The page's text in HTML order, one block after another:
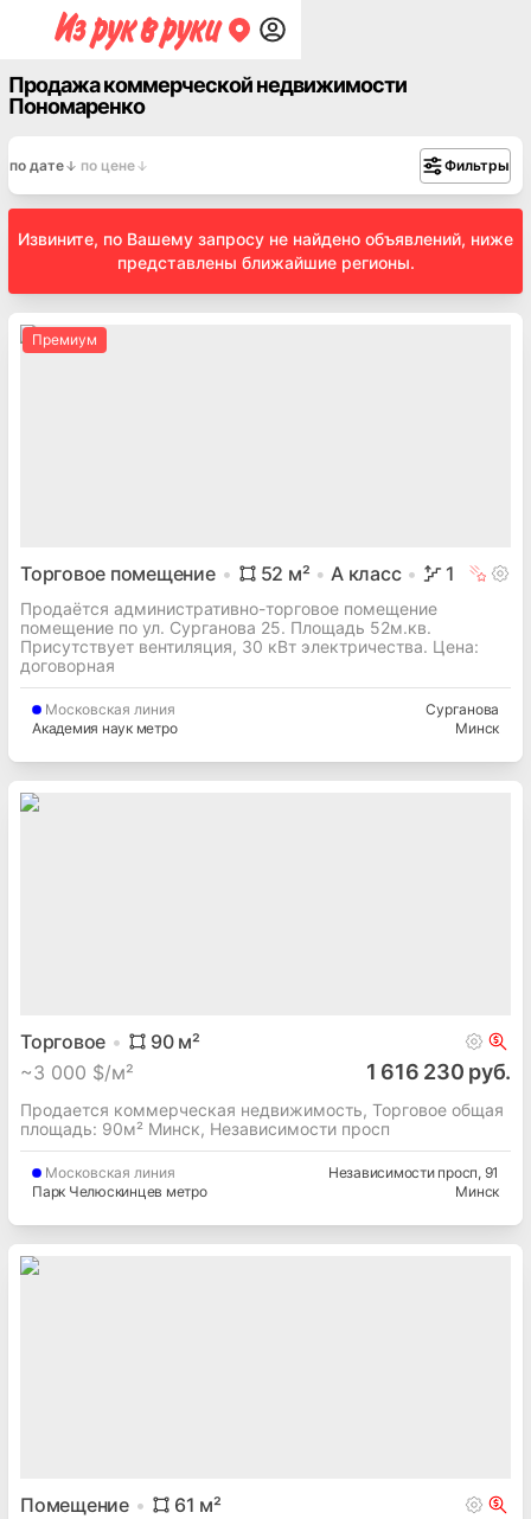
Продажа коммерческой недвижимости
Пономаренко
по дате по цене Фильтры
Извините, по Вашему запросу не найдено объявлений, ниже
представлены ближайшие регионы.
Премиум
Торговое помещение 52 м² Aкласс 1
Продаётся административно-торговое помещение
помещение по ул. Сурганова 25. Площадь 52м.кв.
Присутствует вентиляция, 30 кВт электричества. Цена:
договорная
Московская линия
Академия наук метро
Сурганова
Минск
Торговое 90м²
~3 000 $/м² 1 616 230 руб.
Продается коммерческая недвижимость, Торговое общая
площадь: 90м² Минск, Независимости просп
Московская линия
Парк Челюскинцев метро
Независимости просп, 91
Минск
Помещение 61 м²